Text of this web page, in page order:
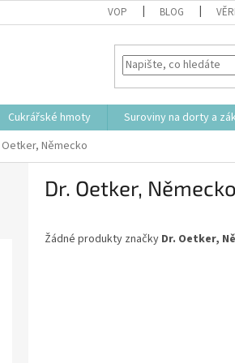
VOP BLOG
Cukrářské hmoty Suroviny na dorty a
Oetker, Německo
Dr. Oetker, Německo
Žádné produkty značky Dr. Oetker,